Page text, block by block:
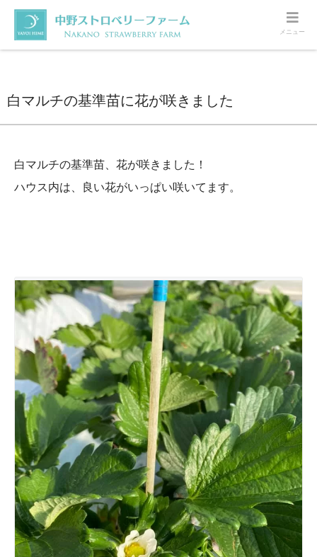
ホーム いちご 白マルチの基準苗に花が咲きました
白マルチの基準苗に花が咲きました
白マルチの基準苗、花が咲きました！
ハウス内は、良い花がいっぱい咲いてます。
メニュー